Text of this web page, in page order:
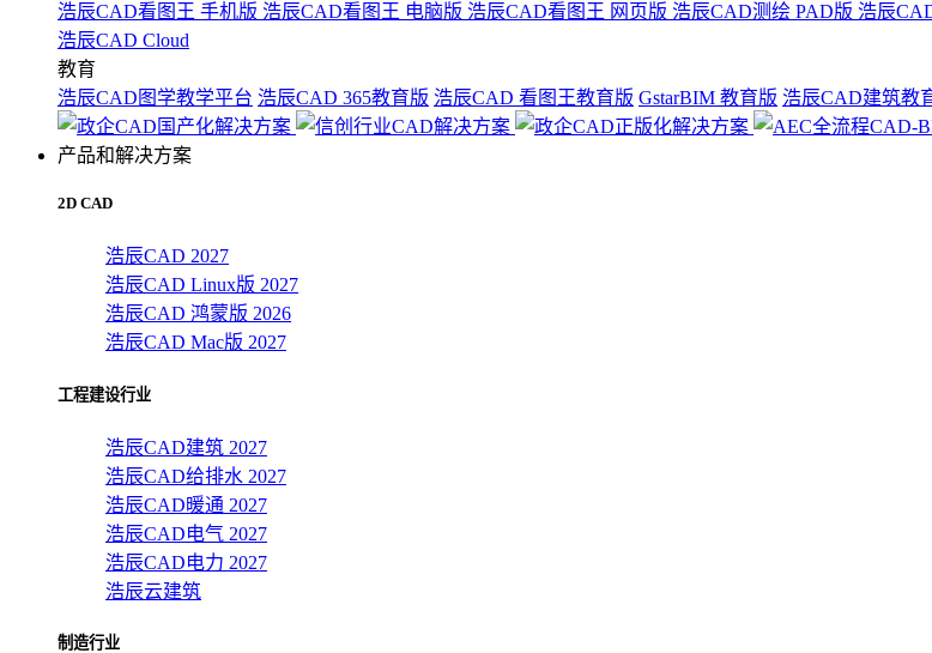
浩辰CAD看图王 手机版 浩辰CAD看图王 电脑版 浩辰CAD看图王 网页版 浩辰CAD测绘 PAD版 浩辰
浩辰CAD Cloud
教育
浩辰CAD图学教学平台 浩辰CAD 365教育版 浩辰CAD 看图王教育版 GstarBIM 教育版 浩辰CAD建筑教
产品和解决方案
2D CAD
浩辰CAD 2027
浩辰CAD Linux版 2027
浩辰CAD 鸿蒙版 2026
浩辰CAD Mac版 2027
工程建设行业
浩辰CAD建筑 2027
浩辰CAD给排水 2027
浩辰CAD暖通 2027
浩辰CAD电气 2027
浩辰CAD电力 2027
浩辰云建筑
制造行业